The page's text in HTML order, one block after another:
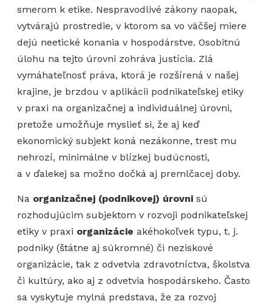
smerom k etike. Nespravodlivé zákony naopak,
vytvárajú prostredie, v ktorom sa vo väčšej miere
dejú neetické konania v hospodárstve. Osobitnú
úlohu na tejto úrovni zohráva justícia. Zlá
vymáhateľnosť práva, ktorá je rozšírená v našej
krajine, je brzdou v aplikácii podnikateľskej etiky
v praxi na organizačnej a individuálnej úrovni,
pretože umožňuje myslieť si, že aj keď
ekonomický subjekt koná nezákonne, trest mu
nehrozí, minimálne v blízkej budúcnosti,
a v ďalekej sa možno dočká aj premlčacej doby.
Na organizačnej (podnikovej) úrovni sú
rozhodujúcim subjektom v rozvoji podnikateľskej
etiky v praxi organizácie akéhokoľvek typu, t. j.
podniky (štátne aj súkromné) či neziskové
organizácie, tak z odvetvia zdravotníctva, školstva
či kultúry, ako aj z odvetvia hospodárskeho. Často
sa vyskytuje mylná predstava, že za rozvoj